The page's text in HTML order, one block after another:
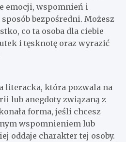
emocji, wspomnień i
bezpośredni. Możesz
co ta osoba dla ciebie
i tęsknotę oraz wyrazić
literacka, która pozwala na
lub anegdoty związaną z
forma, jeśli chcesz
wspomnieniem lub
oddaje charakter tej osoby.